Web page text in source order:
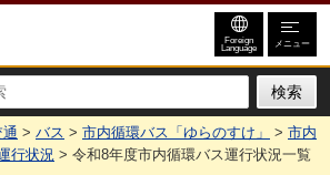
Foreign
Language メニュー
通 > バス > 市内循環バス「ゆらのすけ」 > 市内
行状況 > 令和8年度市内循環バス運行状況一覧